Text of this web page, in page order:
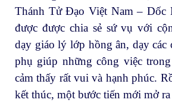
Thánh Tử Đạo Việt Nam – Dốc
được được chia sẻ sứ vụ với
dạy giáo lý lớp hồng ân, dạy các
phụ giúp những công việc
cảm thấy rất vui và hạnh phúc.
kết thúc, một bước tiến mới mở